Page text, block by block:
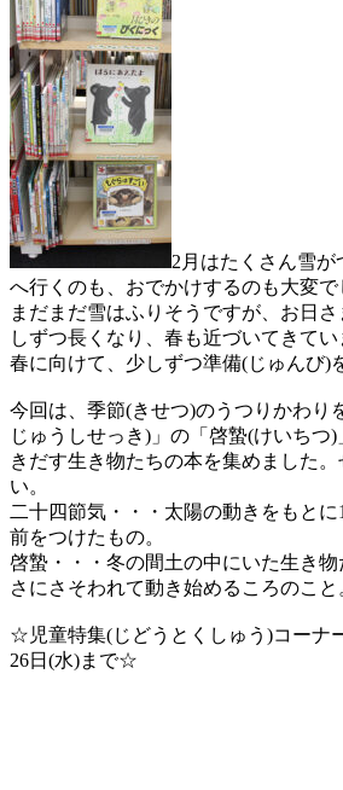
2月はたくさん雪が
へ行くのも、おでかけするのも大変で
まだまだ雪はふりそうですが、お日
しずつ長くなり、春も近づいてきてい
春に向けて、少しずつ準備(じゅんび)
今回は、季節(きせつ)のうつりかわり
じゅうしせっき)」の「啓蟄(けいちつ
きだす生き物たちの本を集めました
い。
二十四節気・・・太陽の動きをもとに
前をつけたもの。
啓蟄・・・冬の間土の中にいた生き
さにさそわれて動き始めるころのこと
☆児童特集(じどうとくしゅう)コー
26日(水)まで☆